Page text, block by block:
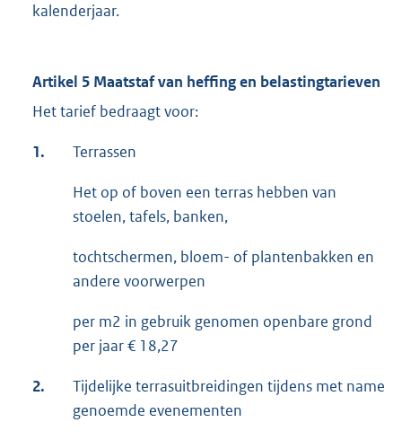
kalenderjaar.
Artikel 5 Maatstaf van heffing en belastingtarieven
Het tarief bedraagt voor:
1. Terrassen
Het op of boven een terras hebben van
stoelen, tafels, banken,
tochtschermen, bloem- of plantenbakken en
andere voorwerpen
per m2 in gebruik genomen openbare grond
per jaar € 18,27
2.
Tijdelijke terrasuitbreidingen tijdens met name
genoemde evenementen